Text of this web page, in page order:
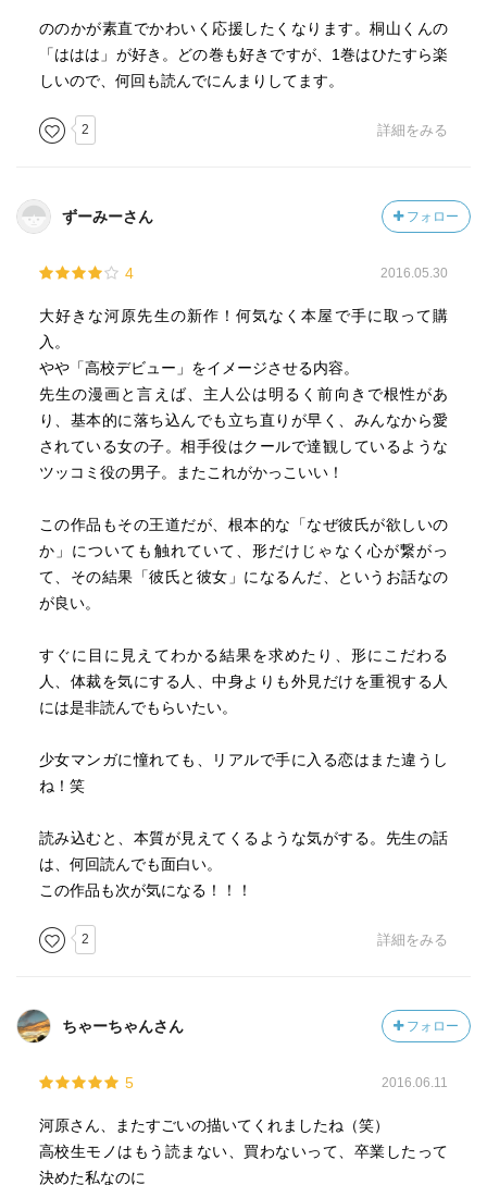
ののかが素直でかわいく応援したくなります。桐山くんの
「ははは」が好き。どの巻も好きですが、1巻はひたすら楽
しいので、何回も読んでにんまりしてます。
2 詳細をみる
ずーみーさん フォロー
4 2016.05.30
大好きな河原先生の新作！何気なく本屋で手に取って購
入。
やや「高校デビュー」をイメージさせる内容。
先生の漫画と言えば、主人公は明るく前向きで根性があ
り、基本的に落ち込んでも立ち直りが早く、みんなから愛
されている女の子。相手役はクールで達観しているような
ツッコミ役の男子。またこれがかっこいい！
この作品もその王道だが、根本的な「なぜ彼氏が欲しいの
か」についても触れていて、形だけじゃなく心が繋がっ
て、その結果「彼氏と彼女」になるんだ、というお話なの
が良い。
すぐに目に見えてわかる結果を求めたり、形にこだわる
人、体裁を気にする人、中身よりも外見だけを重視する人
には是非読んでもらいたい。
少女マンガに憧れても、リアルで手に入る恋はまた違うし
ね！笑
読み込むと、本質が見えてくるような気がする。先生の話
は、何回読んでも面白い。
この作品も次が気になる！！！
2 詳細をみる
ちゃーちゃんさん フォロー
5 2016.06.11
河原さん、またすごいの描いてくれましたね（笑）
高校生モノはもう読まない、買わないって、卒業したって
決めた私なのに